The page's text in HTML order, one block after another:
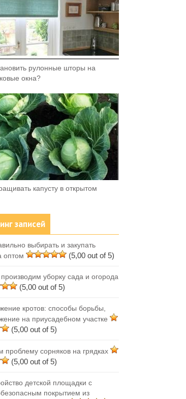
рулонные шторы на
окна?
капусту в открытом
записей
выбирать и закупать
оптом
(5,00 out of 5)
уборку сада и огорода
(5,00 out of 5)
кротов: способы борьбы,
на приусадебном участке
(5,00 out of 5)
проблему сорняков на грядках
(5,00 out of 5)
детской площадки с
покрытием из